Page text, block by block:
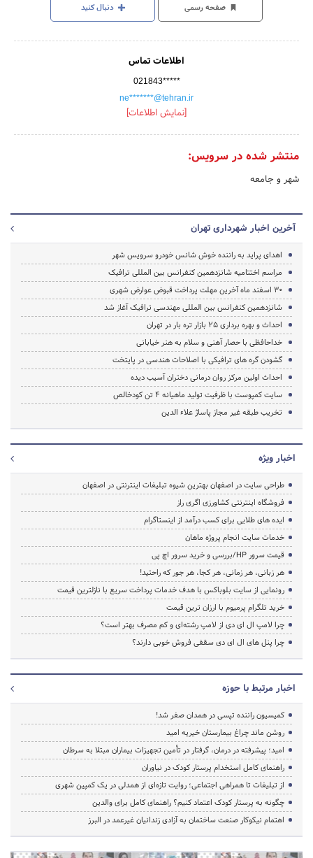
صفحه رسمی دنبال کنید
اطلاعات تماس
021843*****
ne*******@tehran.ir
[نمایش اطلاعات]
منتشر شده در سرویس:
شهر و جامعه
آخرین اخبار شهرداری تهران
اهدای پراید به راننده خوش شانس خودرو سرویس شهر
مراسم اختتامیه شانزدهمین کنفرانس بین المللی ترافیک
30 اسفند ماه آخرین مهلت پرداخت قبوض عوارض شهری
شانزدهمین کنفرانس بین المللی مهندسی ترافیک آغاز شد
احداث و بهره برداری 25 بازار تره بار در تهران
خداحافظی با حصار آهنی و سلام به هنر خیابانی
گشودن گره های ترافیکی با اصلاحات هندسی در پایتخت
احداث اولین مرکز روان درمانی دختران آسیب دیده
سایت کمپوست با ظرفیت تولید ماهیانه 4 تن کودخالص
تخریب طبقه غیر مجاز پاساژ علاء الدین
اخبار ویژه
طراحی سایت در اصفهان بهترین شیوه تبلیغات اینترنتی در اصفهان
فروشگاه اینترنتی کشاورزی اگری راز
ایده های طلایی برای کسب درآمد از اینستاگرام
خدمات سایت انجام پروژه ماهان
قیمت سرور HP/بررسی و خرید سرور اچ پی
هر زبانی، هر زمانی، هر کجا، هر جور که راحتید!
رونمایی از سایت بلوباکس با هدف خدمات پرداخت سریع با نازلترین قیمت
خرید تلگرام پرمیوم با ارزان ترین قیمت
چرا لامپ ال ای دی از لامپ رشته‌ای و کم مصرف بهتر است؟
چرا پنل های ال ای دی سقفی فروش خوبی دارند؟
اخبار مرتبط با حوزه
کمیسیون راننده تپسی در همدان صفر شد!
روشن ماند چراغ بیمارستان خیریه امید
امید؛ پیشرفته در درمان، گرفتار در تأمین تجهیزات بیماران مبتلا به سرطان
راهنمای کامل استخدام پرستار کودک در نیاوران
از تبلیغات تا همراهی اجتماعی؛ روایت تازه‌ای از همدلی در یک کمپین شهری
چگونه به پرستار کودک اعتماد کنیم؟ راهنمای کامل برای والدین
اهتمام نیکوکار صنعت ساختمان به آزادی زندانیان غیرعمد در البرز